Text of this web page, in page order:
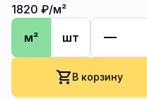
1820 ₽/м²
м²
шт
В корзину